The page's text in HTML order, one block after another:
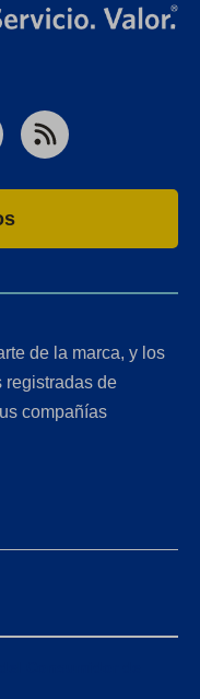
RSS
de la marca, y los
registradas de
compañías